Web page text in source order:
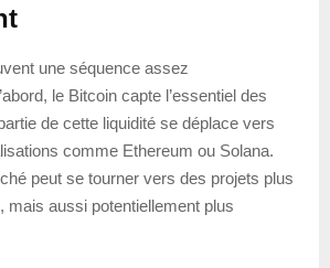
une séquence assez
le Bitcoin capte l’essentiel des
de cette liquidité se déplace vers
comme Ethereum ou Solana.
peut se tourner vers des projets plus
mais aussi potentiellement plus